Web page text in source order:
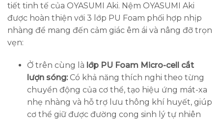
tiết tinh tế của OYASUMI Aki. Nệm OYASUMI Aki
được hoàn thiện với 3 lớp PU Foam phối hợp nhịp
nhàng để mang đến cảm giác êm ái và nâng đỡ trọn
vẹn:
Ở trên cùng là lớp PU Foam Micro-cell cắt
lượn sóng: Có khả năng thích nghi theo từng
chuyển động của cơ thể, tạo hiệu ứng mát-xa
nhẹ nhàng và hỗ trợ lưu thông khí huyết, giúp
cơ thể giữ được đường cong sinh lý tự nhiên